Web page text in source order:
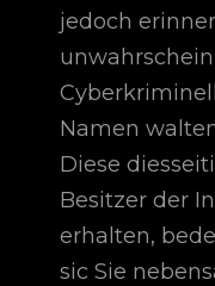
jedoch
Namen
Diese
Besitzer der
erhalten,
sic Sie